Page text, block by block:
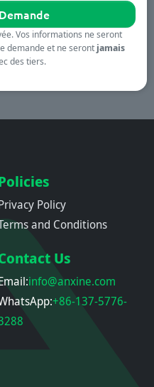
Vos informations ne seront
demande et ne seront jamais
des tiers.
Policy
and Conditions
Us
info@anxine.com
+86-137-5776-